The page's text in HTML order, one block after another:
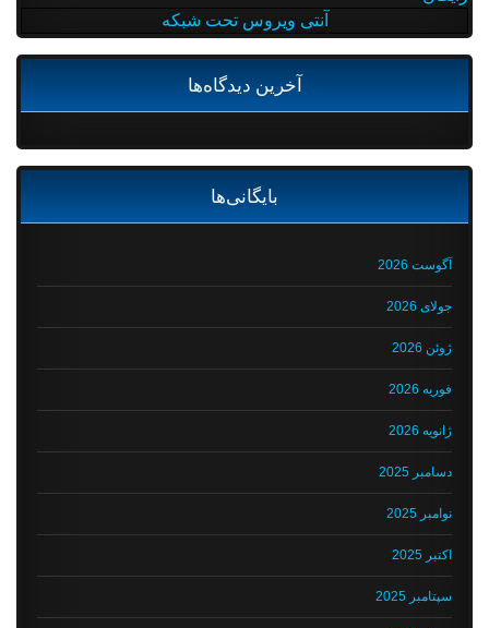
آنتی ویروس تحت شبکه
آخرین دیدگاه‌ها
بایگانی‌ها
آگوست 2026
جولای 2026
ژوئن 2026
فوریه 2026
ژانویه 2026
دسامبر 2025
نوامبر 2025
اکتبر 2025
سپتامبر 2025